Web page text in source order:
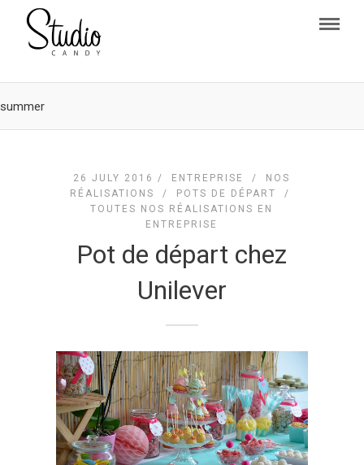
summer
26 JULY 2016 / ENTREPRISE /
NOS
RÉALISATIONS
/ POTS DE DÉPART
/
TOUTES NOS RÉALISATIONS EN
ENTREPRISE
Pot de départ chez
Unilever